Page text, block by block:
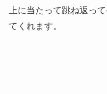
上に当たって跳ね返っ
てくれます。